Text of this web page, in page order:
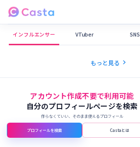
Castaメディア
インフルエンサー VTuber SNS
もっと見る chevron_right
アカウント作成不要で利用可能
自分のプロフィールページを検索
作らなくていい、そのまま使えるプロフィール
プロフィールを検索 Castaとは